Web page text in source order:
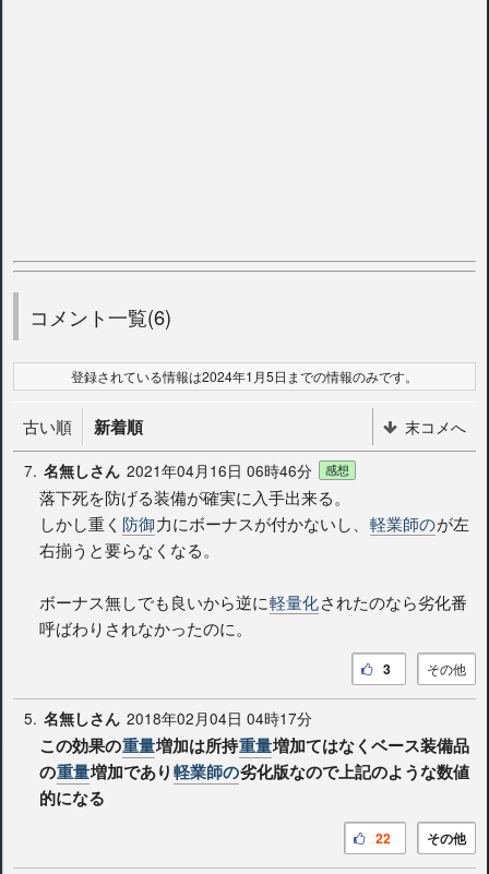
コメント一覧(6)
登録されている情報は2024年1月5日までの情報のみです。
古い順 新着順
末コメへ
7. 名無しさん 2021年04月16日 06時46分 感想
落下死を防げる装備が確実に入手出来る。
しかし重く 防御力にボーナスが付かないし、 軽業師のが左
右揃うと要らなくなる。
ボーナス無しでも良いから逆に軽量化されたのなら劣化番
呼ばわりされなかったのに。
その他
3
5. 名無しさん 2018年02月04日 04時17分
この効果の重量増加は所持重量増加てはなくベース装備品
の重量増加であり軽業師の劣化版なので上記のような数値
的になる
その他
22